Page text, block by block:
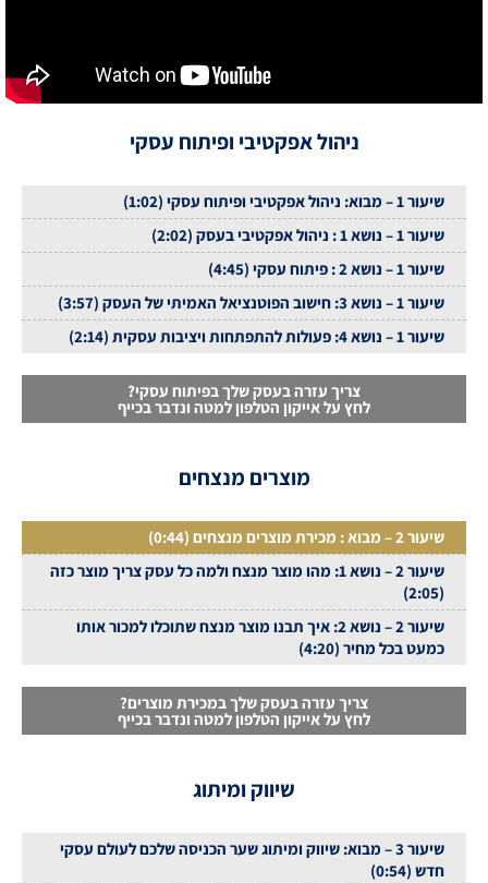
ניהול אפקטיבי ופיתוח עסקי
שיעור 1 – מבוא: ניהול אפקטיבי ופיתוח עסקי (1:02)
שיעור 1 – נושא 1 : ניהול אפקטיבי בעסק (2:02)
שיעור 1 – נושא 2 : פיתוח עסקי (4:45)
שיעור 1 – נושא 3: חישוב הפוטנציאל האמיתי של העסק (3:57)
שיעור 1 – נושא 4: פעולות להתפתחות ויציבות עסקית (2:14)
צריך עזרה בעסק שלך בפיתוח עסקי?
לחץ על אייקון הטלפון למטה ונדבר בכייף
מוצרים מנצחים
שיעור 2 – מבוא : מכירת מוצרים מנצחים (0:44)
שיעור 2 – נושא 1: מהו מוצר מנצח ולמה כל עסק צריך מוצר כזה
(2:05)
שיעור 2 – נושא 2: איך תבנו מוצר מנצח שתוכלו למכור אותו
כמעט בכל מחיר (4:20)
צריך עזרה בעסק שלך במכירת מוצרים?
לחץ על אייקון הטלפון למטה ונדבר בכייף
שיווק ומיתוג
שיעור 3 – מבוא: שיווק ומיתוג שער הכניסה שלכם לעולם עסקי
חדש (0:54)